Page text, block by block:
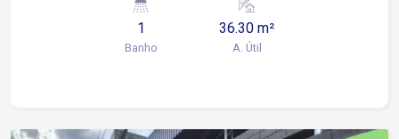
profissionais liberais que buscam praticidade e
endereço central. Localização privilegiada no
coração de Sorocaba Espaço versátil para
1
Banho
36.30 m²
A. Útil